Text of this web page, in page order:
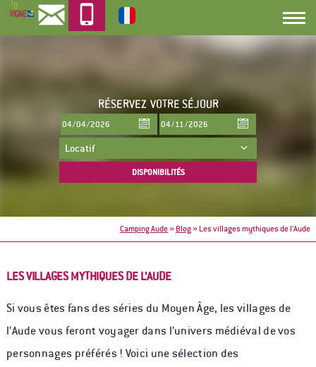
RÉSERVEZ VOTRE SÉJOUR
Camping Aude» Blog» Les villages mythiques de l’Aude
LES VILLAGES MYTHIQUES DE L’AUDE
Si vous êtes fans des séries du Moyen Âge, les villages de
l’Aude vous feront voyager dans l’univers médiéval de vos
personnages préférés ! Voici une sélection des